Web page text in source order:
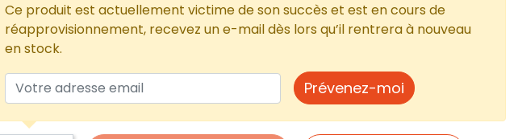
Ce produit est actuellement victime de son succès et est en cours de
réapprovisionnement, recevez un e-mail dès lors qu’il rentrera à nouveau
en stock.
Prévenez-moi